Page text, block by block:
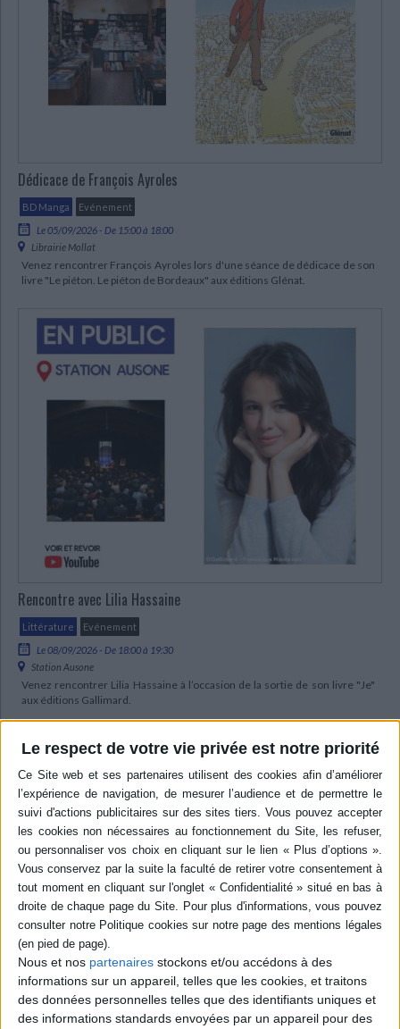
Le respect de votre vie privée est notre priorité
Nous et nos partenaires stockons et/ou accédons à des
informations sur un appareil, telles que les cookies, et traitons
des données personnelles telles que des identifiants uniques et
des informations standards envoyées par un appareil pour des
Dédicace de François Ayroles
BD Manga
Evénement
Le 05/09/2026 - De 15:00 à 18:00
Librairie Mollat
Venez rencontrer François Ayroles lors d'une séance de dédicace de son
livre "Le piéton. Le piéton de Bordeaux" aux éditions Glénat.
Rencontre avec Lilia Hassaine
Littérature
Evénement
Le 08/09/2026 - De 18:00 à 19:30
Station Ausone
Venez rencontrer Lilia Hassaine à l’occasion de la sortie de son livre "Je"
aux éditions Gallimard.
Début des rencontres le 8 septembre !